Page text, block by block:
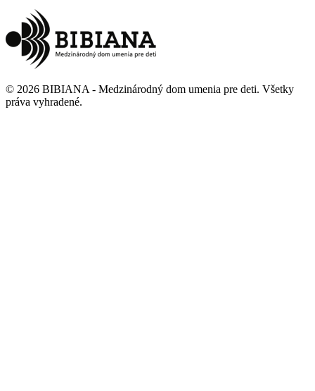
© 2026 BIBIANA - Medzinárodný dom umenia pre deti. Všetky
práva vyhradené.